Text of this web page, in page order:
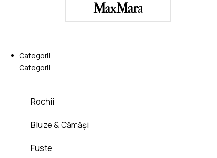
Categorii
Categorii
Rochii
Bluze & Cămăși
Fuste